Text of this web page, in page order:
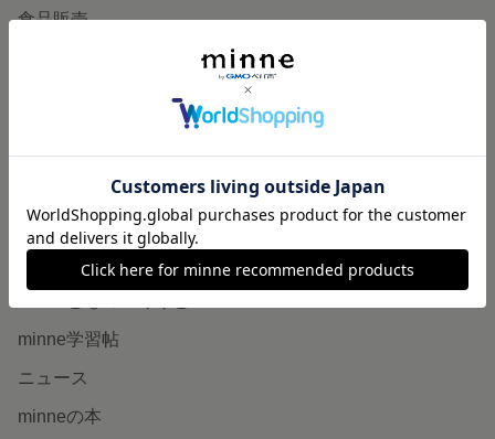
食品販売
販売支援企画・イベント
minne学習帖
ニュース
minneの本